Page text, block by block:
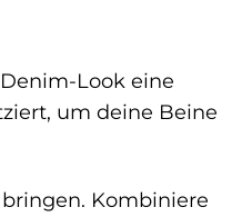
Look eine
um deine Beine
Kombiniere